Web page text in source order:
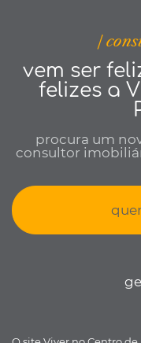
|
vem ser
felizes a
procura um
consultor